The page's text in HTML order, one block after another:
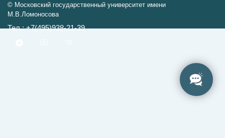
© Московский государственный университет имени
М.В.Ломоносова
Тел.: +7(495)938-21-39